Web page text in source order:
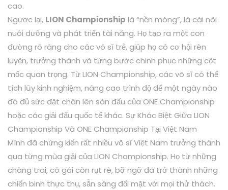
cao.
Ngược lại, LION Championship là “nền móng”, là cái nôi
nuôi dưỡng và phát triển tài năng. Họ tạo ra một con
đường rõ ràng cho các võ sĩ trẻ, giúp họ có cơ hội rèn
luyện, trưởng thành và từng bước chinh phục những cột
mốc quan trọng. Từ LION Championship, các võ sĩ có thể
tích lũy kinh nghiệm, nâng cao trình độ để một ngày nào
đó đủ sức đặt chân lên sàn đấu của ONE Championship
hoặc các giải đấu quốc tế khác. Sự Khác Biệt Giữa LION
Championship Và ONE Championship Tại Việt Nam
Mình đã chứng kiến rất nhiều võ sĩ Việt Nam trưởng thành
qua từng mùa giải của LION Championship. Họ từ những
chàng trai, cô gái còn rụt rè, bỡ ngỡ đã trở thành những
chiến binh thực thụ, sẵn sàng đối mặt với mọi thử thách.